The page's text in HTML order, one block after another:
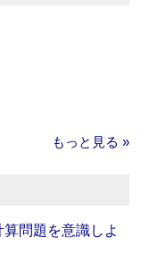
もっと見る »
算問題を意識しよ